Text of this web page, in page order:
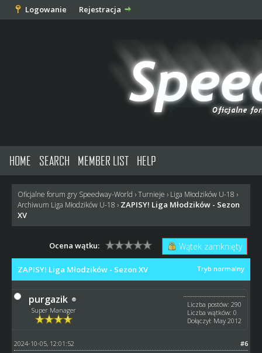
Logowanie Rejestracja
HOME SEARCH MEMBER LIST HELP
Oficjalne forum gry Speedway-World ›Turnieje › Liga Młodzików U-18 ›
Archiwum Liga Młodzików U-18 › ZAPISY! Liga Młodzików - Sezon
XV
Wątek zamknięty
Ocena wątku:
Tryb normalny
ZAPISY! Liga Młodzików - Sezon XV
purgazik
Super Manager
Liczba postów: 290
Liczba wątków: 0
Dołączył: May 2012
#6
2024-10-05, 12:01:52